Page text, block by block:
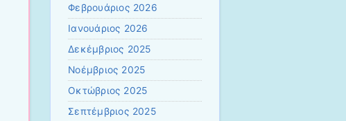
Φεβρουάριος 2026
Ιανουάριος 2026
Δεκέμβριος 2025
Νοέμβριος 2025
Οκτώβριος 2025
Σεπτέμβριος 2025